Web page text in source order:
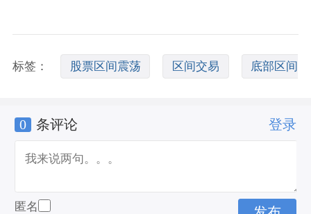
标签： 股票区间震荡 区间交易 底部区间
震荡
0 条评论 登录
匿名